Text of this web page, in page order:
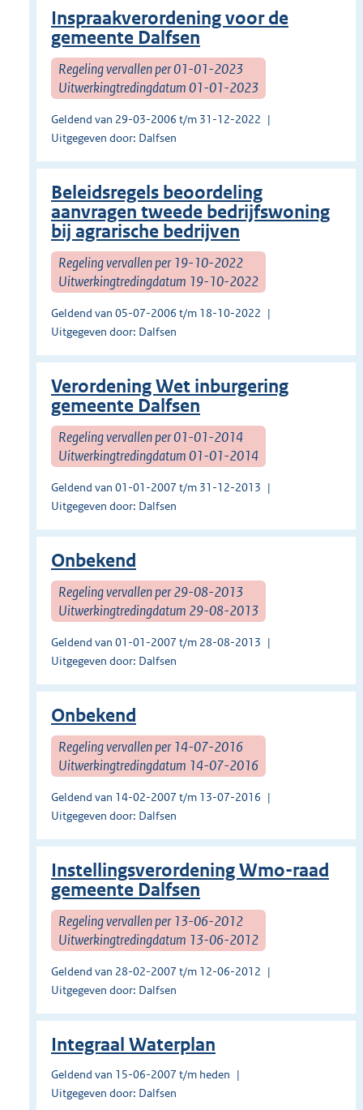
Inspraakverordening voor de
gemeente Dalfsen
Regeling vervallen per 01-01-2023
Uitwerkingtredingdatum 01-01-2023
Geldend van 29-03-2006 t/m 31-12-2022
Uitgegeven door: Dalfsen
Beleidsregels beoordeling
aanvragen tweede bedrijfswoning
bij agrarische bedrijven
Regeling vervallen per 19-10-2022
Uitwerkingtredingdatum 19-10-2022
Geldend van 05-07-2006 t/m 18-10-2022
Uitgegeven door: Dalfsen
Verordening Wet inburgering
gemeente Dalfsen
Regeling vervallen per 01-01-2014
Uitwerkingtredingdatum 01-01-2014
Geldend van 01-01-2007 t/m 31-12-2013
Uitgegeven door: Dalfsen
Onbekend
Regeling vervallen per 29-08-2013
Uitwerkingtredingdatum 29-08-2013
Geldend van 01-01-2007 t/m 28-08-2013
Uitgegeven door: Dalfsen
Onbekend
Regeling vervallen per 14-07-2016
Uitwerkingtredingdatum 14-07-2016
Geldend van 14-02-2007 t/m 13-07-2016
Uitgegeven door: Dalfsen
Instellingsverordening Wmo-raad
gemeente Dalfsen
Regeling vervallen per 13-06-2012
Uitwerkingtredingdatum 13-06-2012
Geldend van 28-02-2007 t/m 12-06-2012
Uitgegeven door: Dalfsen
Integraal Waterplan
Geldend van 15-06-2007 t/m heden
Uitgegeven door: Dalfsen